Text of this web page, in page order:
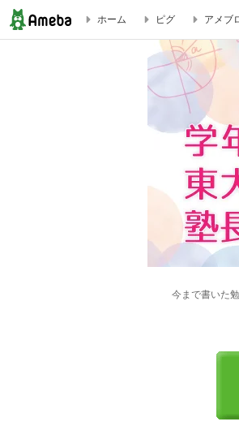
学年ビリ&高校中退から東大・医学部
ホーム ピグ アメブ
今まで書いた